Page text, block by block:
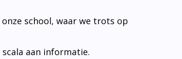
school, waar we trots op
aan informatie.